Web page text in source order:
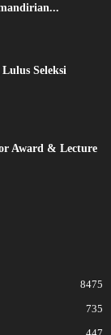
Seleksi
Award & Lecture
8475
735